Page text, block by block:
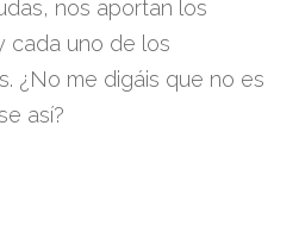
nos aportan los
cada uno de los
¿No me digáis que no es
así?